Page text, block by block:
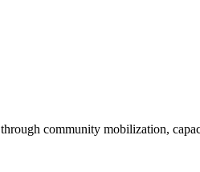
community mobilization,